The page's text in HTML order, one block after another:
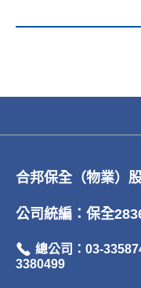
合邦保全（物業）
公司統編：保全
總公司：03-
3380499